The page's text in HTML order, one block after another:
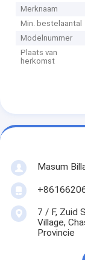
Merknaam
Min. bestelaantal
Modelnummer
Plaats van
herkomst
Masum
7 / F, Zuid
Village,
Provincie